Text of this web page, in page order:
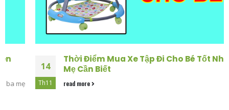
Th11
Thời Điểm Mua Xe Tập Đi Cho Bé Tốt Nhất Bố
Mẹ Cần Biết
read more